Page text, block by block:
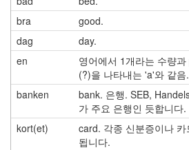
bra
good.
dag
day.
en
영어에서 1개라는 수량
(?)을 나타내는 'a'와 같음.
banken
bank. 은행. SEB,
가 주요 은행인 듯합니다.
kort(et)
card. 각종 신분증이나
됩니다.